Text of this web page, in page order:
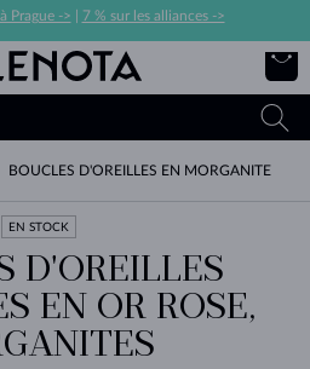
Prague -> 7 % sur les alliances ->
BOUCLES D'OREILLES EN MORGANITE
EN STOCK
D'OREILLES
EN OR ROSE,